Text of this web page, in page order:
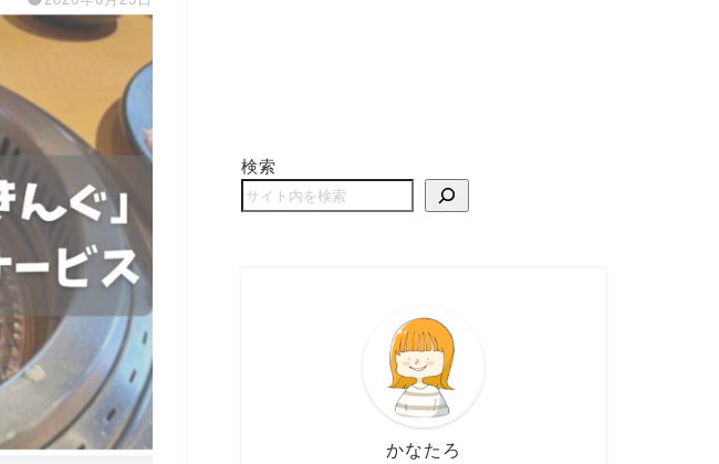
検索
かなたろ